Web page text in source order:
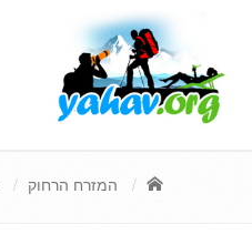
המזרח הרחוק